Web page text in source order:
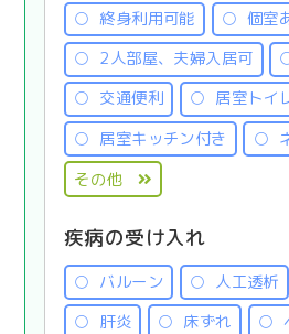
終身利用可能
個室
2人部屋、夫婦入居可
交通便利
居室トイ
居室キッチン付き
その他
疾病の受け入れ
バルーン 人工透析
肝炎
床ずれ